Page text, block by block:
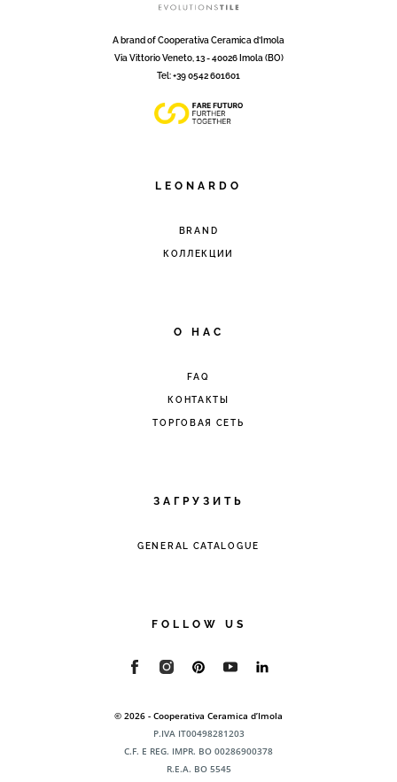
A brand of Cooperativa Ceramica d’Imola
Via Vittorio Veneto, 13 - 40026 Imola (BO)
Tel: +39 0542 601601
LEONARDO
BRAND
КОЛЛЕКЦИИ
O HAC
FAQ
КОНТАКТЫ
ТОРГОВАЯ СЕТЬ
ЗАГРУЗИТЬ
GENERAL CATALOGUE
FOLLOW US
© 2026 - Cooperativa Ceramica d’Imola
P.IVA IT00498281203
C.F. E REG. IMPR. BO 00286900378
R.E.A. BO 5545